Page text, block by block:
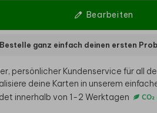
Bearbeiten
Bestelle ganz einfach deinen ersten
persönlicher Kundenservice für all
deine Karten in unserem
innerhalb von 1-2 Werktagen